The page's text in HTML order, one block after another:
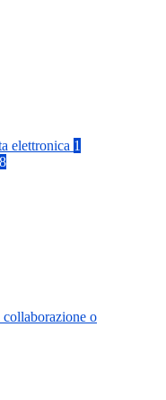
elettronica 1
o